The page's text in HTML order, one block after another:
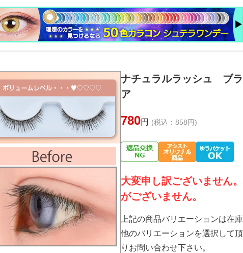
ナチュラルラッシュ ブ
ア
780円 (税込：858円)
大変申し訳ございません
がございません。
上記の商品バリエーションは在庫
他のバリエーションを選択して頂
りお問い合わせ下さい。